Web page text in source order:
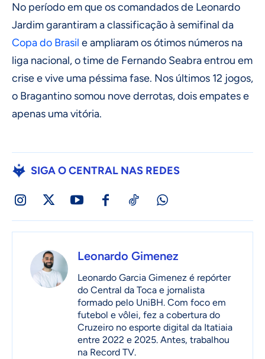
No período em que os comandados de Leonardo
Jardim garantiram a classificação à semifinal da
Copa do Brasil e ampliaram os ótimos números na
liga nacional, o time de Fernando Seabra entrou em
crise e vive uma péssima fase. Nos últimos 12 jogos,
o Bragantino somou nove derrotas, dois empates e
apenas uma vitória.
SIGA O CENTRAL NAS REDES
Leonardo Gimenez
Leonardo Garcia Gimenez é repórter
do Central da Toca e jornalista
formado pelo UniBH. Com foco em
futebol e vôlei, fez a cobertura do
Cruzeiro no esporte digital da Itatiaia
entre 2022 e 2025. Antes, trabalhou
na Record TV.